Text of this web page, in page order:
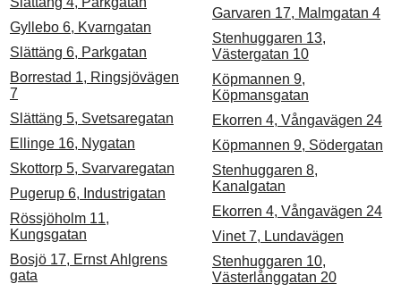
Gyllebo 6, Kvarngatan
Slättäng 6, Parkgatan
Borrestad 1, Ringsjövägen
7
Slättäng 5, Svetsaregatan
Ellinge 16, Nygatan
Skottorp 5, Svarvaregatan
Pugerup 6, Industrigatan
Rössjöholm 11,
Kungsgatan
Bosjö 17, Ernst Ahlgrens
gata
Garvaren 17, Malmgatan 4
Stenhuggaren 13,
Västergatan 10
Köpmannen 9,
Köpmansgatan
Ekorren 4, Vångavägen 24
Köpmannen 9, Södergatan
Stenhuggaren 8,
Kanalgatan
Ekorren 4, Vångavägen 24
Vinet 7, Lundavägen
Stenhuggaren 10,
Västerlånggatan 20